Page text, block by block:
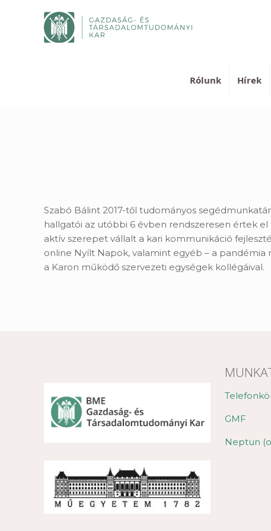
Rólunk Hírek
Szabó Bálint 2017-től tudományos
hallgatói az utóbbi 6 évben rendszeresen értek
aktív szerepet vállalt a kari kommunikáció
online Nyílt Napok, valamint egyéb – a
a Karon működő szervezeti egységek kollégáival.
GMF
Neptun